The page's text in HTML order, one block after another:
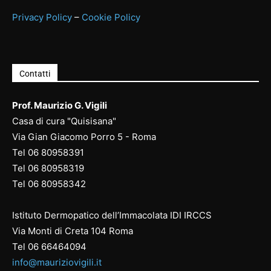
Privacy Policy – Cookie Policy
Contatti
Prof. Maurizio G. Vigili
Casa di cura "Quisisana"
Via Gian Giacomo Porro 5 - Roma
Tel 06 80958391
Tel 06 80958319
Tel 06 80958342
Istituto Dermopatico dell’Immacolata IDI IRCCS
Via Monti di Creta 104 Roma
Tel 06 66464094
info@mauriziovigili.it